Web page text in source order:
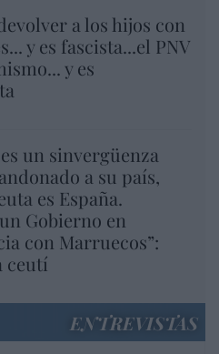
a los hijos con
y es fascista...el PNV
y es
un sinvergüenza
a su país,
es España.
Gobierno en
con Marruecos”:
ceutí
ENTREVISTAS